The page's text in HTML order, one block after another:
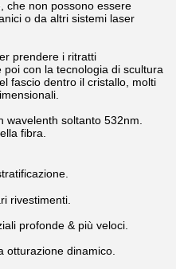
che non possono essere
o da altri sistemi laser
prendere i ritratti
con la tecnologia di scultura
fascio dentro il cristallo, molti
soltanto 532nm.
fibra.
rivestimenti.
profonde & più veloci.
otturazione dinamico.